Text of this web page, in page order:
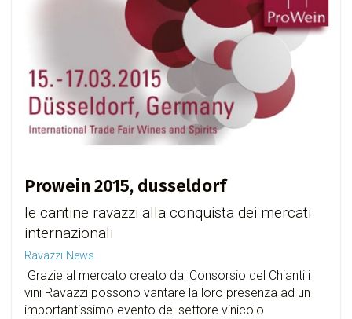
Prowein 2015, dusseldorf
le cantine ravazzi alla conquista dei mercati
internazionali
Ravazzi News
Grazie al mercato creato dal Consorsio del Chianti i
vini Ravazzi possono vantare la loro presenza ad un
importantissimo evento del settore vinicolo